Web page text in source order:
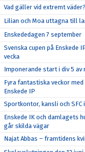
Vad gäller vid extremt väder?
Lilian och Moa uttagna till
Enskededagen 7 september
Svenska cupen på Enskede
vecka
Imponerande start i div 5 av
Fyra fantastiska veckor
Enskede IP
Sportkontor, kansli och SFC
Enskede IK och damlagets
går skilda vägar
Najat Abbas – framtidens